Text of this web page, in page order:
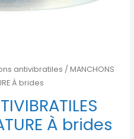
antivibratiles / MANCHONS
À brides
À brides